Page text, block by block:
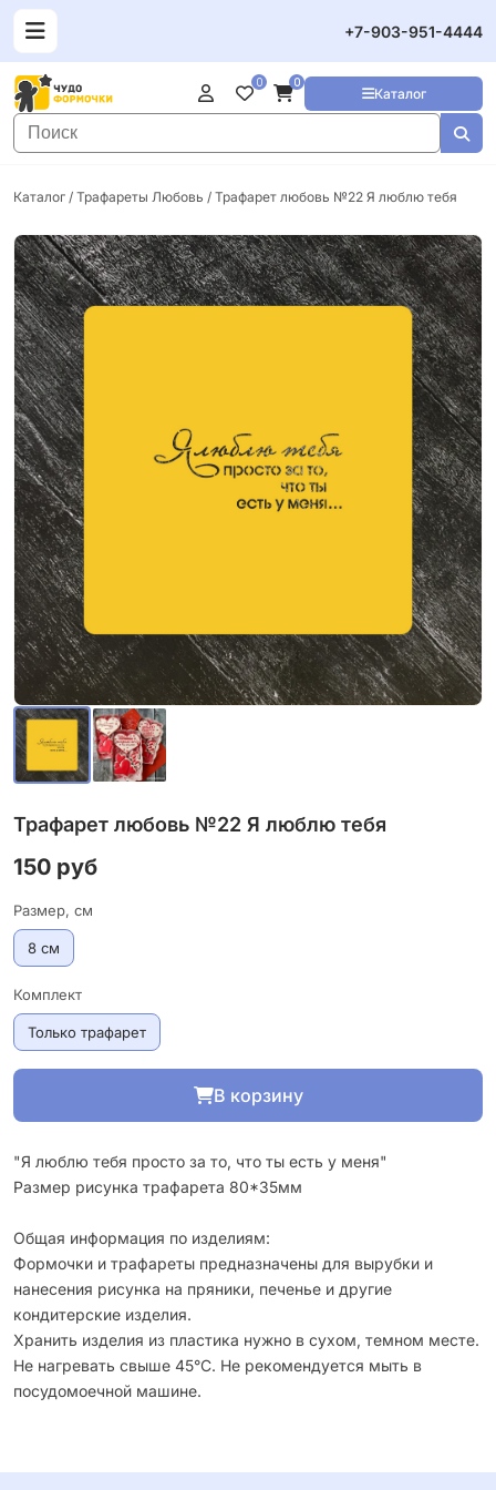
+7-903-951-4444
Каталог
0 0
Каталог / Трафареты Любовь / Трафарет любовь №22 Я люблю тебя
Трафарет любовь №22 Я люблю тебя
150 руб
Размер, см
8 см
Комплект
Только трафарет
В корзину
"Я люблю тебя просто за то, что ты есть у меня"
Размер рисунка трафарета 80*35мм
Общая информация по изделиям:
Формочки и трафареты предназначены для вырубки и
нанесения рисунка на пряники, печенье и другие
кондитерские изделия.
Хранить изделия из пластика нужно в сухом, темном месте.
Не нагревать свыше 45°С. Не рекомендуется мыть в
посудомоечной машине.